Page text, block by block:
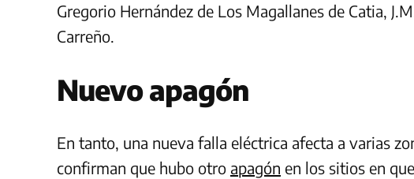
Gregorio Hernández de Los Magallanes de Catia,
Carreño.
Nuevo apagón
En tanto, una nueva falla eléctrica afecta a varias
confirman que hubo otro apagón en los sitios en